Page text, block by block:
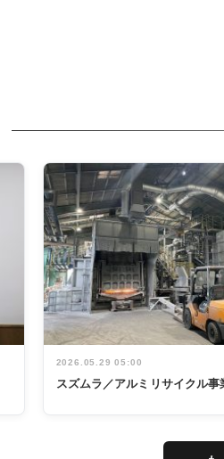
2026.05.29 05:00
スズムラ／アルミリサイクル事